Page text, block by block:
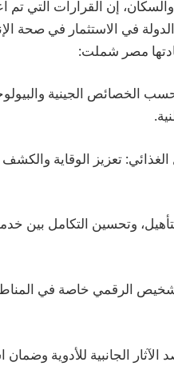
إن القرارات التي
الدولة في الاستثمار في صحة
مصر شملت:
الخصائص الجينية
تعزيز الوقاية
وتحسين التكامل بين
الرقمي خاصة في المناطق
الجانبية للأدوية وضمان